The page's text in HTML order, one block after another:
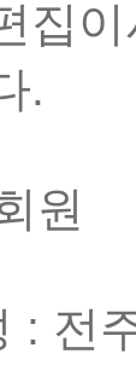
집
.
원
: 전